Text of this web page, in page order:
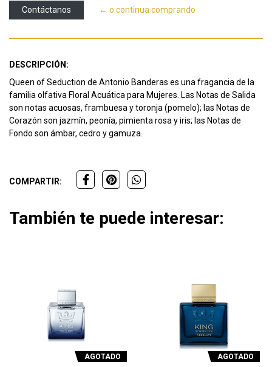
Contáctanos ← o continua comprando
DESCRIPCIÓN:
Queen of Seduction de Antonio Banderas es una fragancia de la
familia olfativa Floral Acuática para Mujeres. Las Notas de Salida
son notas acuosas, frambuesa y toronja (pomelo); las Notas de
Corazón son jazmín, peonía, pimienta rosa y iris; las Notas de
Fondo son ámbar, cedro y gamuza.
COMPARTIR:
También te puede interesar:
AGOTADO AGOTADO